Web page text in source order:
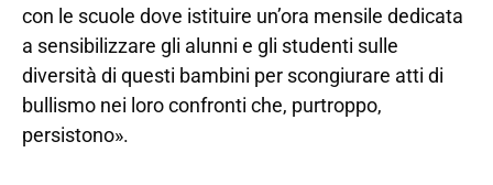
con le scuole dove istituire un’ora mensile dedicata
a sensibilizzare gli alunni e gli studenti sulle
diversità di questi bambini per scongiurare atti di
bullismo nei loro confronti che, purtroppo,
persistono».